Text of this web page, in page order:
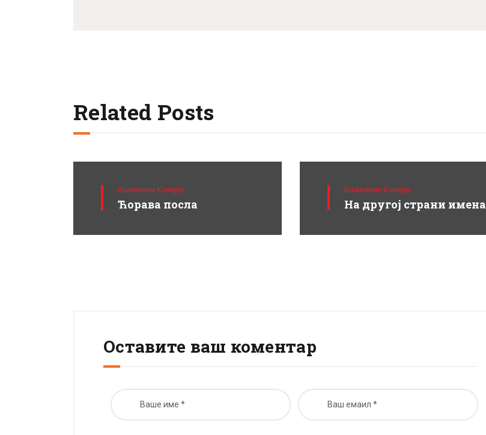
Related Posts
Књижевни Конкурс
Ћорава посла
Књижевни Конкурс
На другој страни имена
Оставите ваш коментар